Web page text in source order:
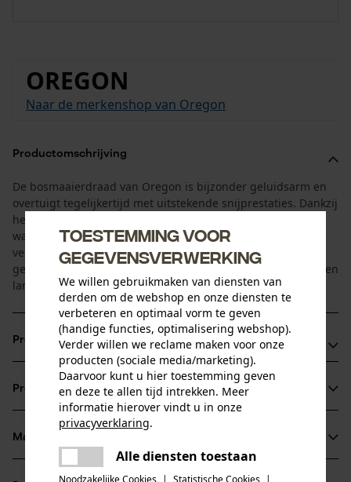
OREGON
Naar de merkenshop van Oregon
Productomschrijving
De bosmaaierdraad van Oregon is bijzonder geluidsarm en
overtuigt tegelijkertijd met uitstekende snijprestaties. Dankzij
het innovatieve profiel heeft hij een betere aerodynamica,
wat minder vibraties en daardoor ook minder lawaai
veroorzaakt. Bovendien zorgt het aerodynamisch
geoptimaliseerde profiel voor een brandstofbesparing en een
langere gebruiksduur van de accu.
Productvoordelen
Bijzonder geluidsarm
Betere aerodynamica
Productinformatie
Productdetails
Materiaal & onderhoud
Toestemming voor
gegevensverwerking
We willen gebruikmaken van diensten van
derden om de webshop en onze diensten te
verbeteren en optimaal vorm te geven
(handige functies, optimalisering webshop).
Verder willen we reclame maken voor onze
producten (sociale media/marketing).
Daarvoor kunt u hier toestemming geven
en deze te allen tijd intrekken. Meer
informatie hierover vindt u in onze
privacyverklaring.
Alle diensten toestaan
Noodzakelijke Cookies | Statistische Cookies |
Er is een fout opgetreden. Gelieve
het opnieuw te proberen.
delen